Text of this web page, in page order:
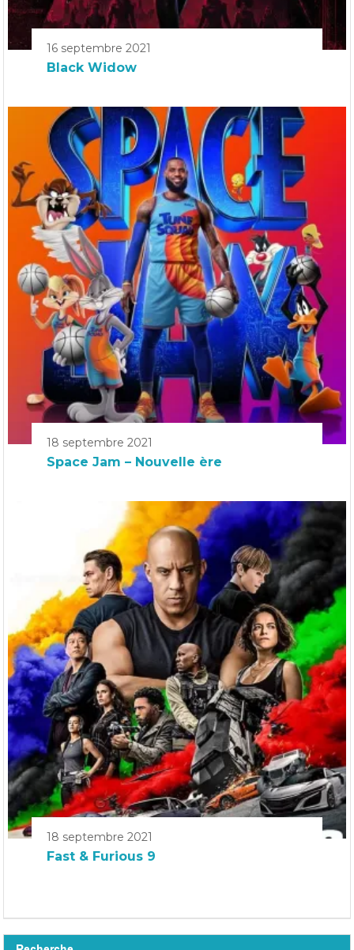
16 septembre 2021
Black Widow
18 septembre 2021
Space Jam – Nouvelle ère
18 septembre 2021
Fast & Furious 9